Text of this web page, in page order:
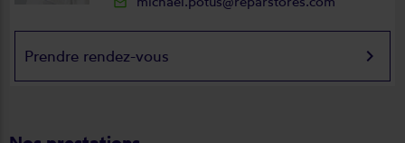
Prendre rendez-vous keyboard_arrow_right